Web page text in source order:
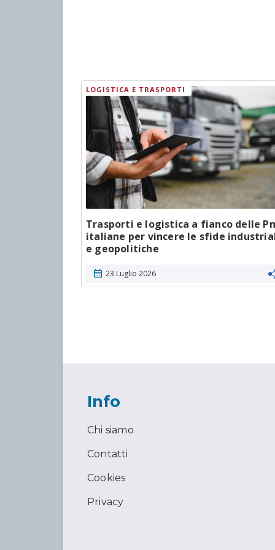
LOGISTICA E TRASPORTI
Trasporti e logistica a fianco delle
italiane per vincere le sfide
e geopolitiche
calendar_month 23 Luglio 2026
Info
Chi siamo
Contatti
Cookies
Privacy